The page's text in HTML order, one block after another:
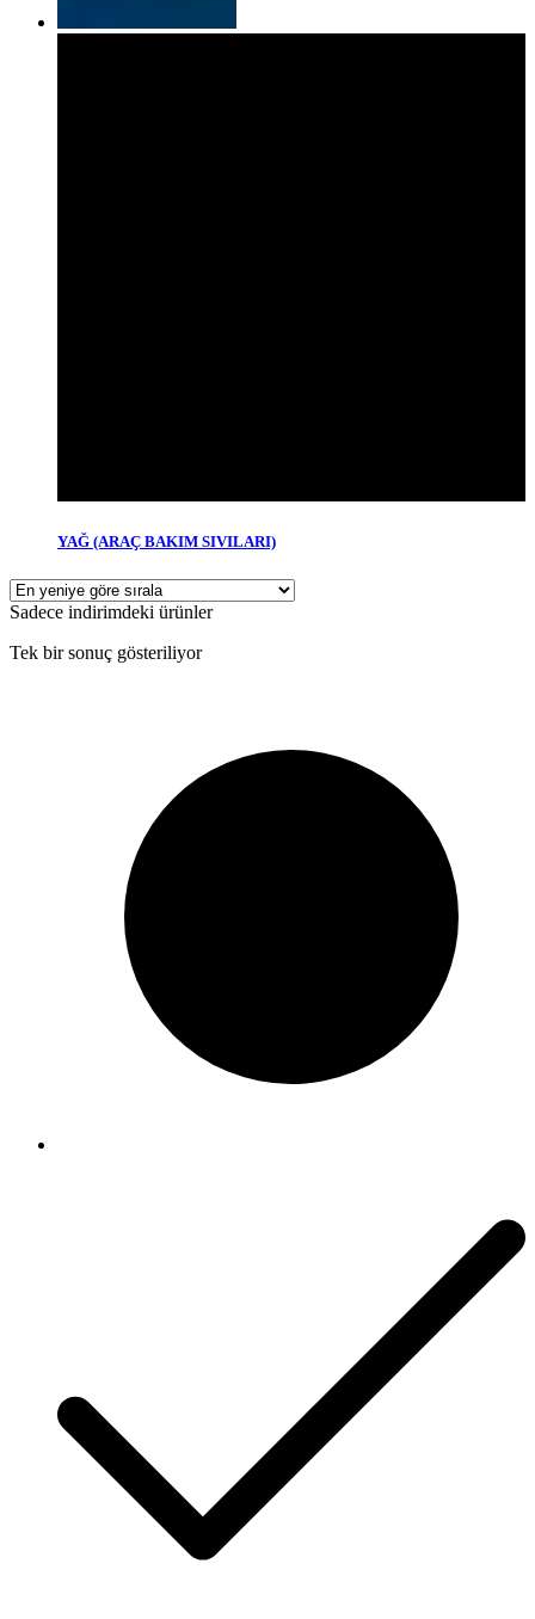
YAĞ (ARAÇ BAKIM SIVILARI)
Sadece indirimdeki ürünler
Tek bir sonuç gösteriliyor